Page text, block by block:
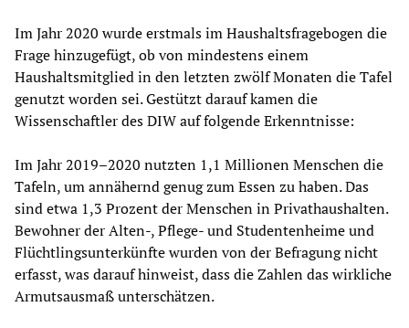
Im Jahr 2020 wurde erstmals im Haushaltsfragebogen die
Frage hinzugefügt, ob von mindestens einem
Haushaltsmitglied in den letzten zwölf Monaten die Tafel
genutzt worden sei. Gestützt darauf kamen die
Wissenschaftler des DIW auf folgende Erkenntnisse:
Im Jahr 2019–2020 nutzten 1,1 Millionen Menschen die
Tafeln, um annähernd genug zum Essen zu haben. Das
sind etwa 1,3 Prozent der Menschen in Privathaushalten.
Bewohner der Alten-, Pflege- und Studentenheime und
Flüchtlingsunterkünfte wurden von der Befragung nicht
erfasst, was darauf hinweist, dass die Zahlen das wirkliche
Armutsausmaß unterschätzen.